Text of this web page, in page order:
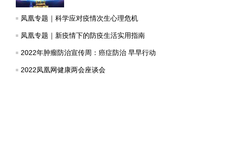
凤凰专题｜科学应对疫情次生心理危机
凤凰专题｜新疫情下的防疫生活实用指南
2022年肿瘤防治宣传周：癌症防治 早早行动
2022凤凰网健康两会座谈会